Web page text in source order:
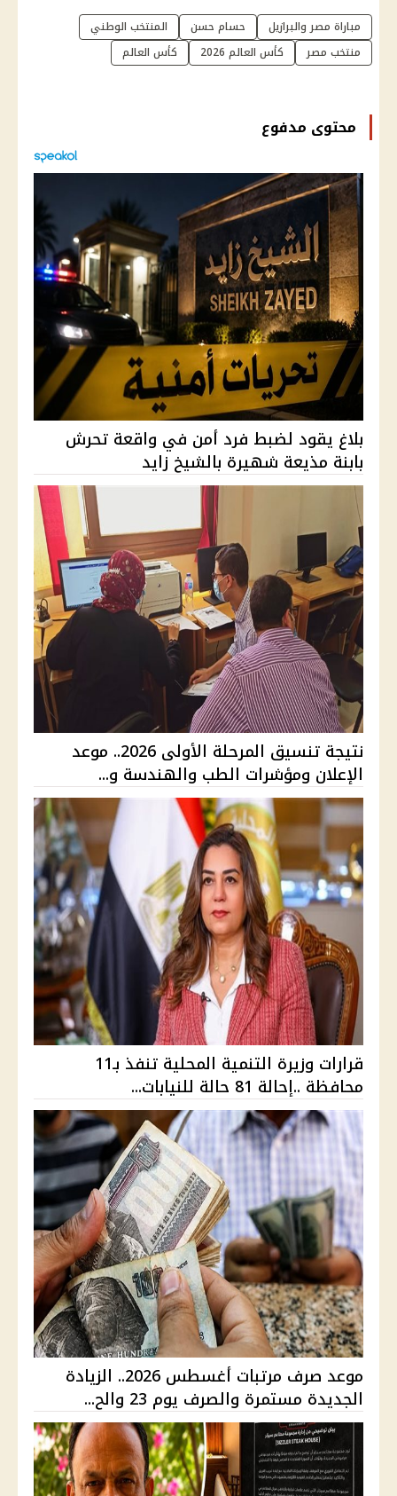
مباراة مصر والبرازيل حسام حسن
المنتخب الوطني
منتخب مصر
كأس العالم 2026 كأس العالم
محتوى مدفوع
بلاغ يقود لضبط فرد أمن في واقعة تحرش
بابنة مذيعة شهيرة بالشيخ زايد
نتيجة تنسيق المرحلة الأولى 2026.. موعد
الإعلان ومؤشرات الطب والهندسة و...
قرارات وزيرة التنمية المحلية تنفذ بـ11
محافظة ..إحالة 81 حالة للنيابات...
موعد صرف مرتبات أغسطس 2026.. الزيادة
الجديدة مستمرة والصرف يوم 23 والح...